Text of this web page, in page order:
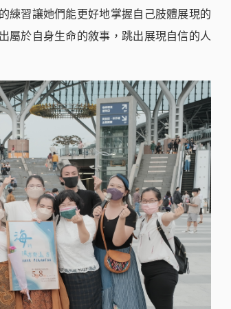
練習讓她們能更好地掌握自己肢體展現的
屬於自身生命的敘事，跳出展現自信的人